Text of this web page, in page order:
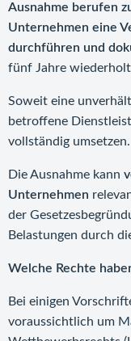
Ausnahme berufen
Unternehmen eine
durchführen und
fünf Jahre
Soweit eine
betroffene
vollständig umsetzen.
Die Ausnahme kann
Unternehmen
der
Belastungen durch
Welche Rechte
Bei einigen
voraussichtlich um